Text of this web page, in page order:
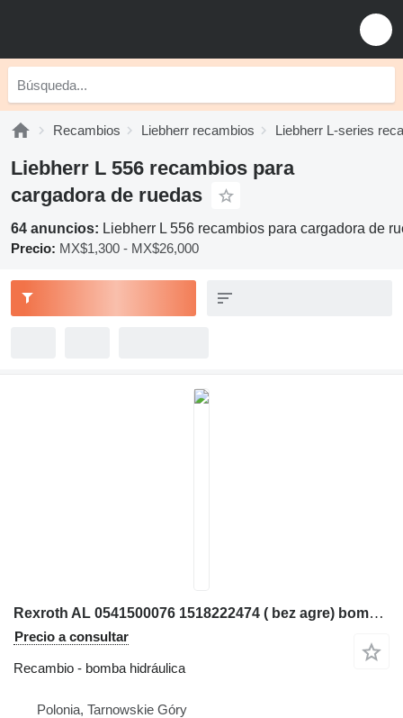
Recambios Liebherr recambios Liebherr L-series
Liebherr L 556 recambios para
cargadora de ruedas
64 anuncios: Liebherr L 556 recambios para cargadora de
Precio: MX$1,300 - MX$26,000
Rexroth AL 0541500076 1518222474 ( bez agre) bomba hidráulica para Liebherr L556 2+2 cargadora de ruedas
Precio a consultar
Recambio - bomba hidráulica
Polonia, Tarnowskie Góry